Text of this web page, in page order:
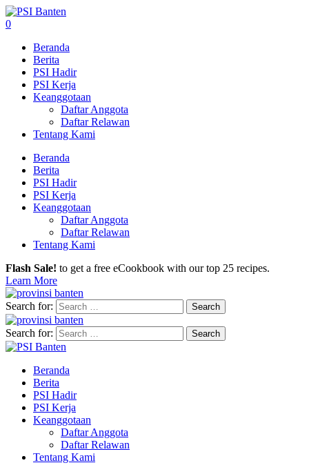
0
Beranda
Berita
PSI Hadir
PSI Kerja
Keanggotaan
Daftar Anggota
Daftar Relawan
Tentang Kami
Beranda
Berita
PSI Hadir
PSI Kerja
Keanggotaan
Daftar Anggota
Daftar Relawan
Tentang Kami
Flash Sale! to get a free eCookbook with our top 25 recipes.
Learn More
Search for:
Search for:
Beranda
Berita
PSI Hadir
PSI Kerja
Keanggotaan
Daftar Anggota
Daftar Relawan
Tentang Kami